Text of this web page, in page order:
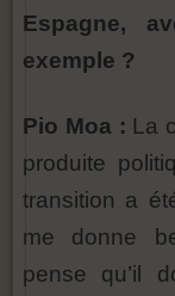
Espagne,
exemple ?
Pio Moa : La
produite
transition a
me donne
pense qu’il